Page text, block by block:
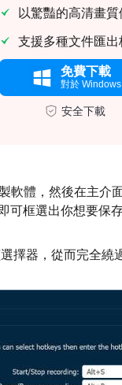
以驚豔的高清畫
支援多種文件匯出
免費下載
對於 Windows
安全下載
軟體，然後在主介
可框選出你想要保存
擇器，從而完全繞